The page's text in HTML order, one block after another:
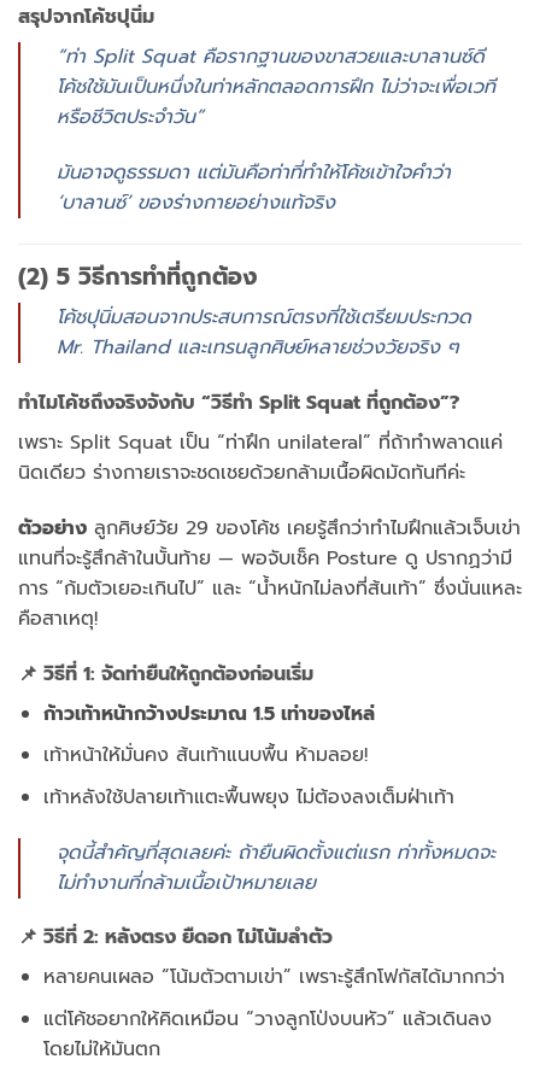
สรุปจากโค้ชปุนิ่ม
“ท่า Split Squat คือรากฐานของขาสวยและบาลานซ์ดี
โค้ชใช้มันเป็นหนึ่งในท่าหลักตลอดการฝึก ไม่ว่าจะเพื่อเวที
หรือชีวิตประจำวัน”
มันอาจดูธรรมดา แต่มันคือท่าที่ทำให้โค้ชเข้าใจคำว่า
‘บาลานซ์’ ของร่างกายอย่างแท้จริง
(2) 5 วิธีการทำที่ถูกต้อง
โค้ชปุนิ่มสอนจากประสบการณ์ตรงที่ใช้เตรียมประกวด
Mr. Thailand และเทรนลูกศิษย์หลายช่วงวัยจริง ๆ
ทำไมโค้ชถึงจริงจังกับ “วิธีทำ Split Squat ที่ถูกต้อง”?
เพราะ Split Squat เป็น “ท่าฝึก unilateral” ที่ถ้าทำพลาดแค่
นิดเดียว ร่างกายเราจะชดเชยด้วยกล้ามเนื้อผิดมัดทันทีค่ะ
ตัวอย่าง ลูกศิษย์วัย 29 ของโค้ช เคยรู้สึกว่าทำไมฝึกแล้วเจ็บเข่า
แทนที่จะรู้สึกล้าในบั้นท้าย — พอจับเช็ค Posture ดู ปรากฏว่ามี
การ “ก้มตัวเยอะเกินไป” และ “น้ำหนักไม่ลงที่ส้นเท้า” ซึ่งนั่นแหละ
คือสาเหตุ!
📌 วิธีที่ 1: จัดท่ายืนให้ถูกต้องก่อนเริ่ม
ก้าวเท้าหน้ากว้างประมาณ 1.5 เท่าของไหล่
เท้าหน้าให้มั่นคง ส้นเท้าแนบพื้น ห้ามลอย!
เท้าหลังใช้ปลายเท้าแตะพื้นพยุง ไม่ต้องลงเต็มฝ่าเท้า
จุดนี้สำคัญที่สุดเลยค่ะ ถ้ายืนผิดตั้งแต่แรก ท่าทั้งหมดจะ
ไม่ทำงานที่กล้ามเนื้อเป้าหมายเลย
📌 วิธีที่ 2: หลังตรง ยืดอก ไม่โน้มลำตัว
หลายคนเผลอ “โน้มตัวตามเข่า” เพราะรู้สึกโฟกัสได้มากกว่า
แต่โค้ชอยากให้คิดเหมือน “วางลูกโป่งบนหัว” แล้วเดินลง
โดยไม่ให้มันตก